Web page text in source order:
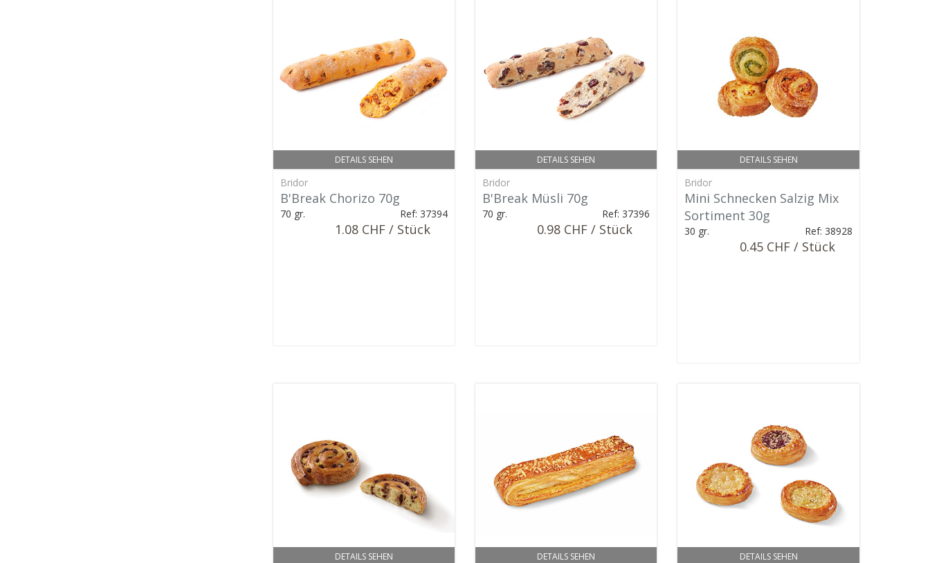
DETAILS SEHEN
Bridor
B'Break Chorizo 70g
70 gr. Ref: 37394
1.08 CHF / Stück
DETAILS SEHEN
Bridor
B'Break Müsli 70g
70 gr. Ref: 37396
0.98 CHF / Stück
DETAILS SEHEN
Bridor
Mini Schnecken Salzig Mix
Sortiment 30g
30 gr. Ref: 38928
0.45 CHF / Stück
DETAILS SEHEN DETAILS SEHEN DETAILS SEHEN